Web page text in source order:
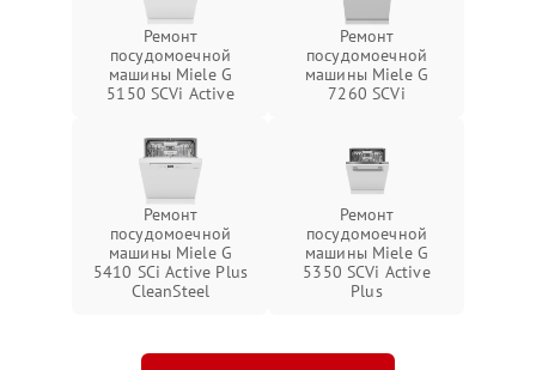
Ремонт
посудомоечной
машины Miele G
5150 SCVi Active
Ремонт
посудомоечной
машины Miele G
7260 SCVi
Ремонт
посудомоечной
машины Miele G
5410 SCi Active Plus
CleanSteel
Ремонт
посудомоечной
машины Miele G
5350 SCVi Active
Plus